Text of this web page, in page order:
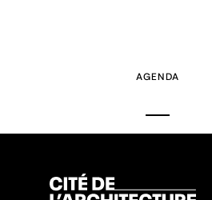
AGENDA